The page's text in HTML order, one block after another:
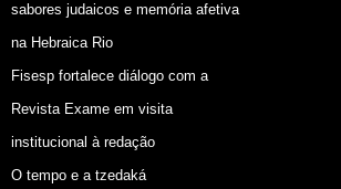
sabores judaicos e memória afetiva
na Hebraica Rio
Fisesp fortalece diálogo com a
Revista Exame em visita
institucional à redação
O tempo e a tzedaká